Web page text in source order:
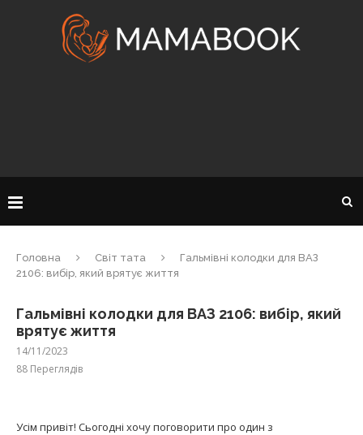
Головна Світ тата
Гальмівні колодки для ВАЗ
2106: вибір, який врятує життя
Гальмівні колодки для ВАЗ 2106: вибір, який
врятує життя
14/11/2023
88 Переглядів
Усім привіт! Сьогодні хочу поговорити про один з